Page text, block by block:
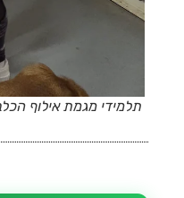
תלמידי מגמת אילוף